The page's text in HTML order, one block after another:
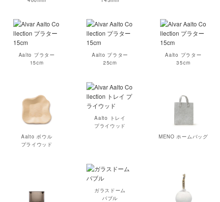
Aalto プラター
15cm
Aalto プラター
25cm
Aalto プラター
35cm
Aalto ボウル
プライウッド
Aalto トレイ
プライウッド
MENO ホームバッグ
ガラスドーム
バブル